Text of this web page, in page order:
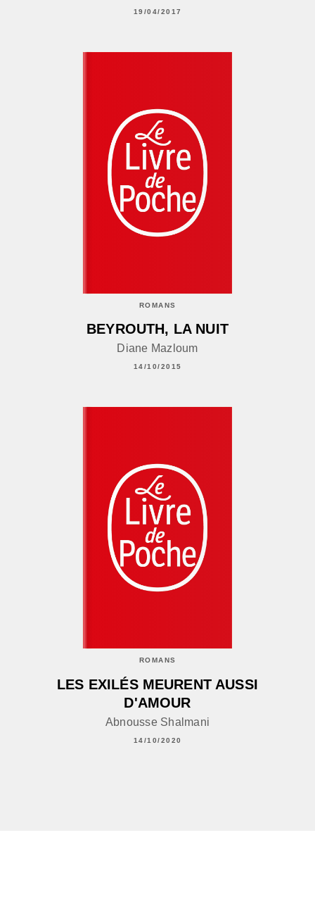
19/04/2017
ROMANS
BEYROUTH, LA NUIT
Diane Mazloum
14/10/2015
ROMANS
LES EXILÉS MEURENT AUSSI
D'AMOUR
Abnousse Shalmani
14/10/2020